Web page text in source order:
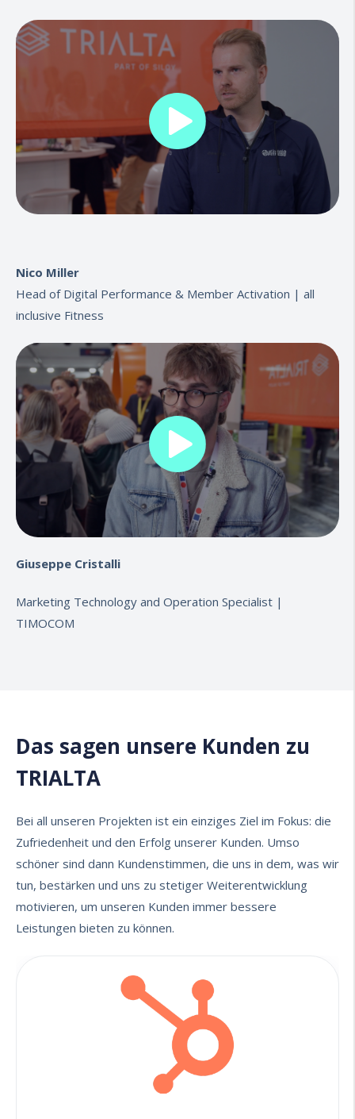
Nico Miller
Head of Digital Performance & Member Activation | all
inclusive Fitness
Giuseppe Cristalli
Marketing Technology and Operation Specialist |
TIMOCOM
Das sagen unsere Kunden zu
TRIALTA
Bei all unseren Projekten ist ein einziges Ziel im Fokus: die
Zufriedenheit und den Erfolg unserer Kunden. Umso
schöner sind dann Kundenstimmen, die uns in dem, was wir
tun, bestärken und uns zu stetiger Weiterentwicklung
motivieren, um unseren Kunden immer bessere
Leistungen bieten zu können.